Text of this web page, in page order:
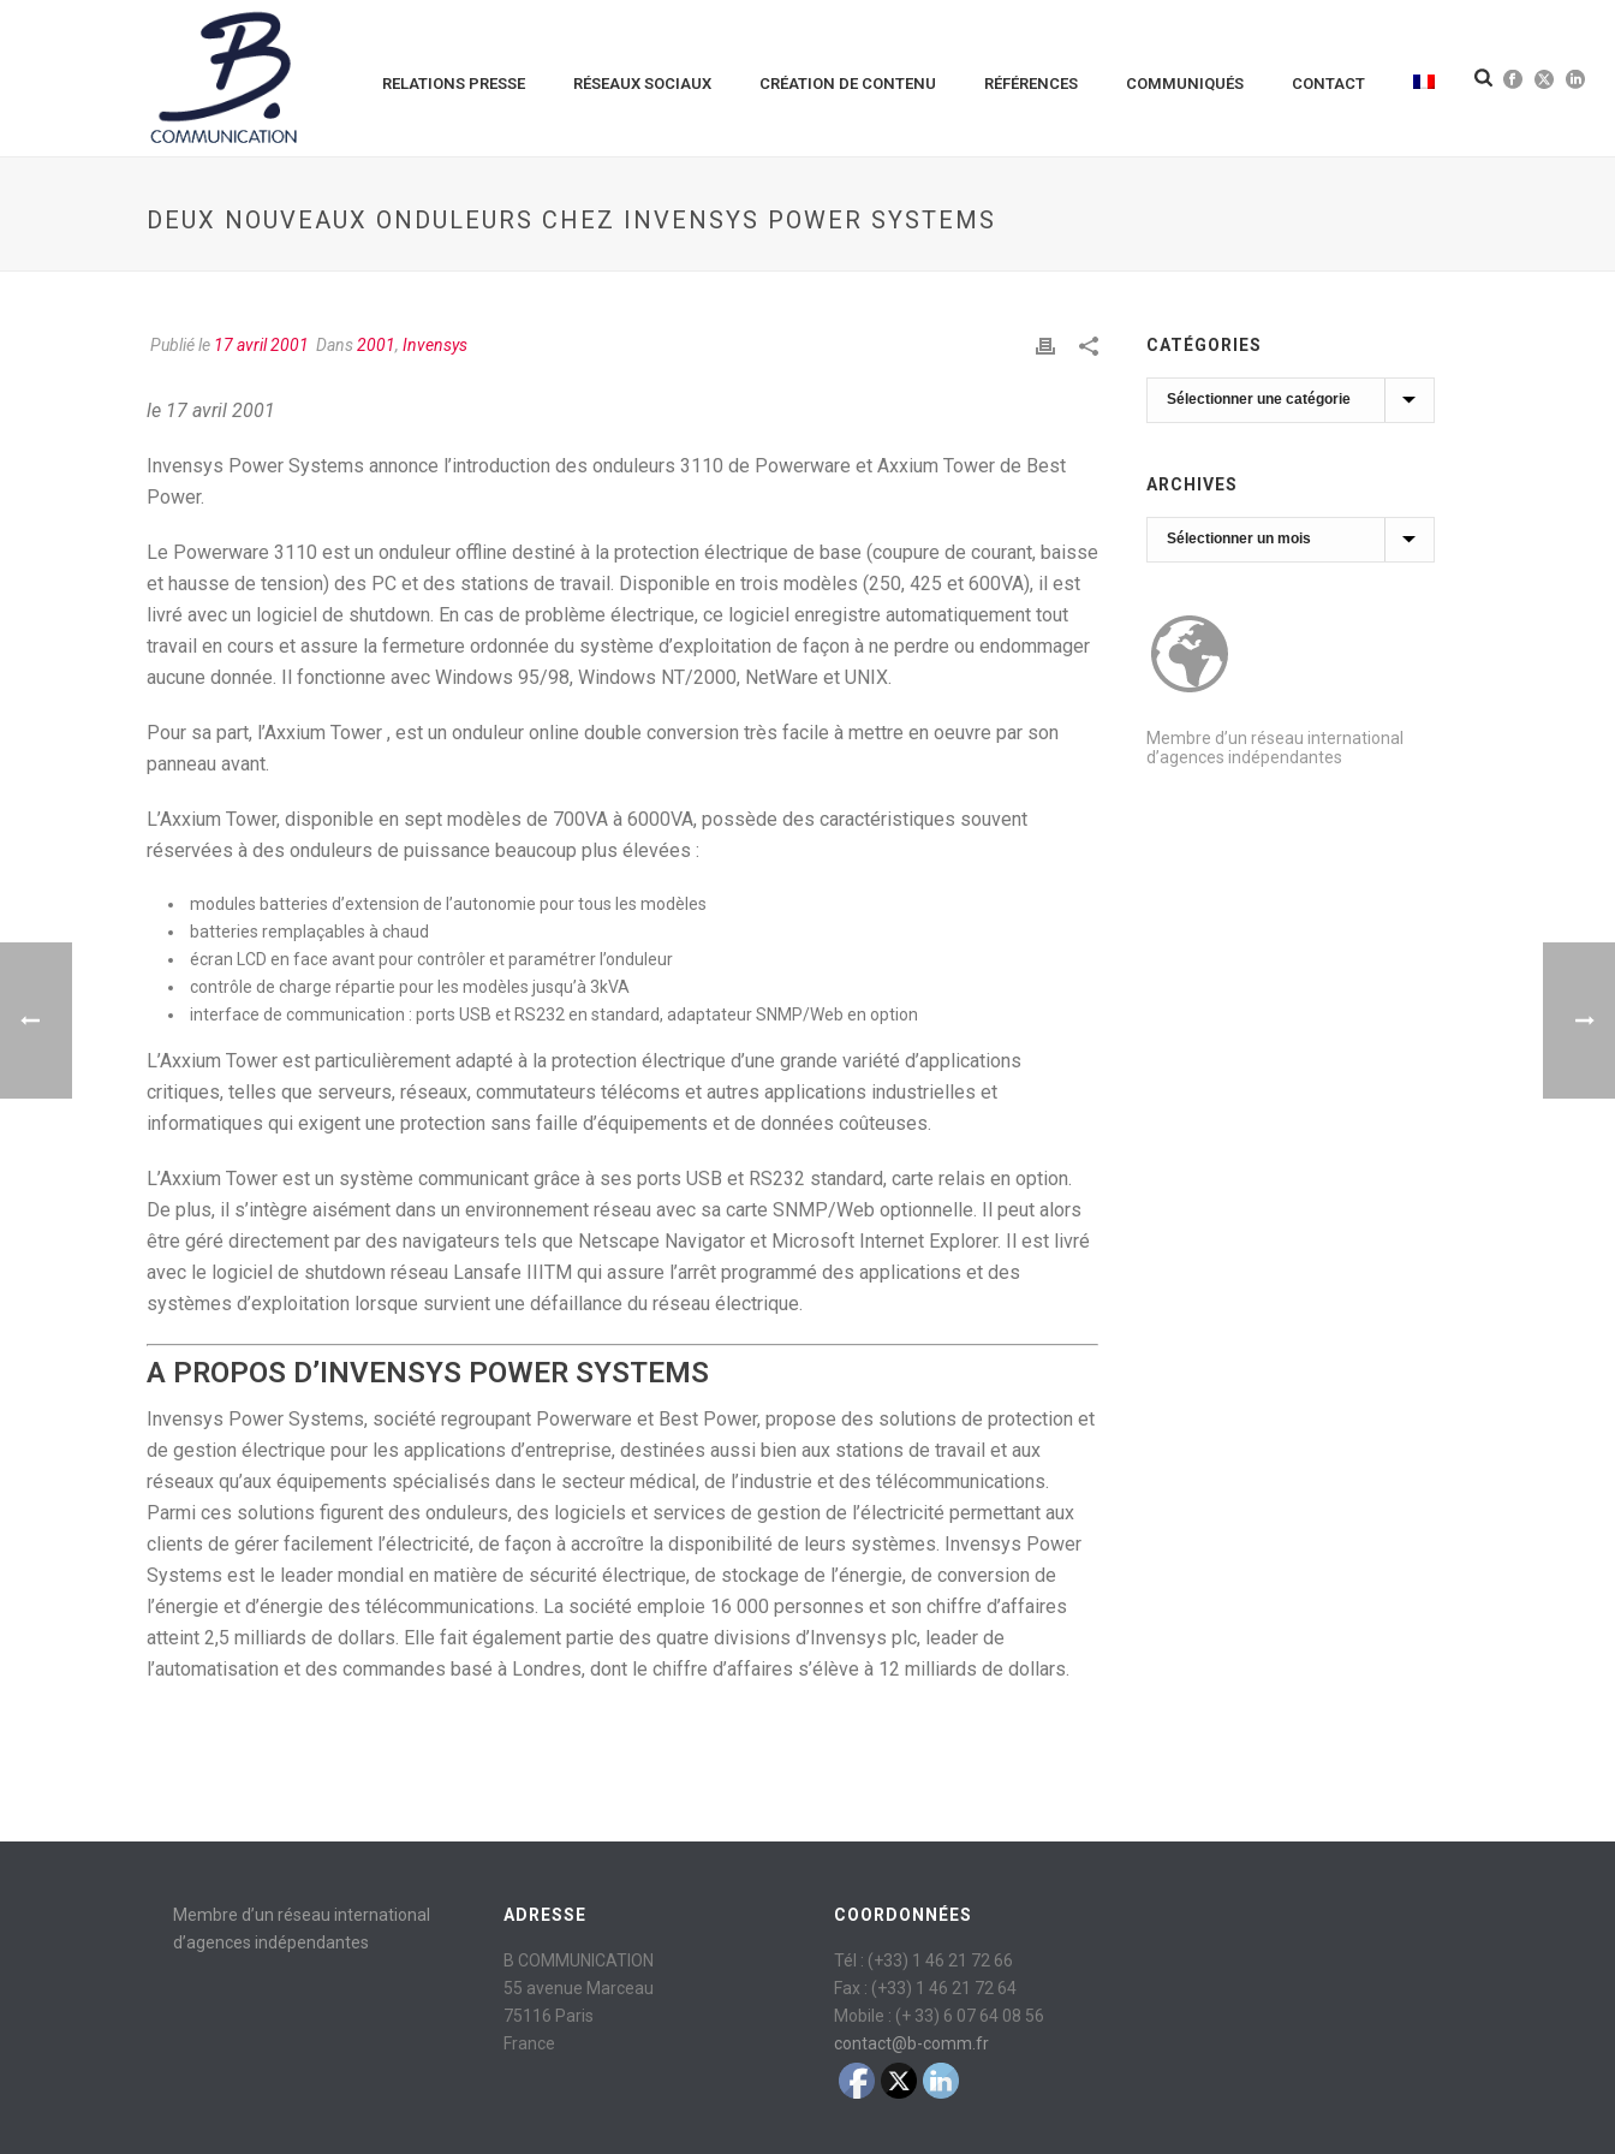
RELATIONS PRESSE RÉSEAUX SOCIAUX CRÉATION DE CONTENU RÉFÉRENCES COMMUNIQUÉS CONTACT
DEUX NOUVEAUX ONDULEURS CHEZ INVENSYS POWER SYSTEMS
Publié le 17 avril 2001 Dans2001, Invensys
le 17 avril 2001
Invensys Power Systems annonce l’introduction des onduleurs 3110 de Powerware et Axxium Tower de Best
Power.
Le Powerware 3110 est un onduleur offline destiné à la protection électrique de base (coupure de courant, baisse
et hausse de tension) des PC et des stations de travail. Disponible en trois modèles (250, 425 et 600VA), il est
livré avec un logiciel de shutdown. En cas de problème électrique, ce logiciel enregistre automatiquement tout
travail en cours et assure la fermeture ordonnée du système d’exploitation de façon à ne perdre ou endommager
aucune donnée. Il fonctionne avec Windows 95/98, Windows NT/2000, NetWare et UNIX.
Pour sa part, l’Axxium Tower , est un onduleur online double conversion très facile à mettre en oeuvre par son
panneau avant.
L’Axxium Tower, disponible en sept modèles de 700VA à 6000VA, possède des caractéristiques souvent
réservées à des onduleurs de puissance beaucoup plus élevées :
modules batteries d’extension de l’autonomie pour tous les modèles
batteries remplaçables à chaud
écran LCD en face avant pour contrôler et paramétrer l’onduleur
contrôle de charge répartie pour les modèles jusqu’à 3kVA
interface de communication : ports USB et RS232 en standard, adaptateur SNMP/Web en option
L’Axxium Tower est particulièrement adapté à la protection électrique d’une grande variété d’applications
critiques, telles que serveurs, réseaux, commutateurs télécoms et autres applications industrielles et
informatiques qui exigent une protection sans faille d’équipements et de données coûteuses.
L’Axxium Tower est un système communicant grâce à ses ports USB et RS232 standard, carte relais en option.
De plus, il s’intègre aisément dans un environnement réseau avec sa carte SNMP/Web optionnelle. Il peut alors
être géré directement par des navigateurs tels que Netscape Navigator et Microsoft Internet Explorer. Il est livré
avec le logiciel de shutdown réseau Lansafe IIITM qui assure l’arrêt programmé des applications et des
systèmes d’exploitation lorsque survient une défaillance du réseau électrique.
A PROPOS D’INVENSYS POWER SYSTEMS
Invensys Power Systems, société regroupant Powerware et Best Power, propose des solutions de protection et
de gestion électrique pour les applications d’entreprise, destinées aussi bien aux stations de travail et aux
réseaux qu’aux équipements spécialisés dans le secteur médical, de l’industrie et des télécommunications.
Parmi ces solutions figurent des onduleurs, des logiciels et services de gestion de l’électricité permettant aux
clients de gérer facilement l’électricité, de façon à accroître la disponibilité de leurs systèmes. Invensys Power
Systems est le leader mondial en matière de sécurité électrique, de stockage de l’énergie, de conversion de
l’énergie et d’énergie des télécommunications. La société emploie 16 000 personnes et son chiffre d’affaires
atteint 2,5 milliards de dollars. Elle fait également partie des quatre divisions d’Invensys plc, leader de
l’automatisation et des commandes basé à Londres, dont le chiffre d’affaires s’élève à 12 milliards de dollars.
CATÉGORIES
Catégories
ARCHIVES
Archives
Membre d’un réseau international
d’agences indépendantes
Membre d’un réseau international
d’agences indépendantes
ADRESSE
B COMMUNICATION
55 avenue Marceau
75116 Paris
France
COORDONNÉES
Tél : (+33) 1 46 21 72 66
Fax : (+33) 1 46 21 72 64
Mobile : (+ 33) 6 07 64 08 56
contact@b-comm.fr